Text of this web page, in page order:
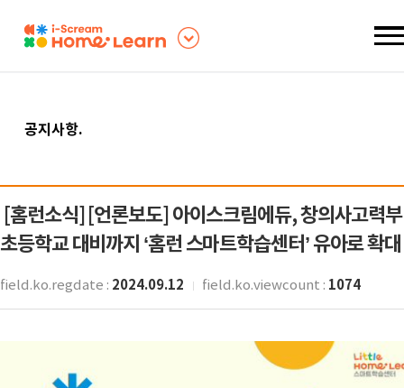
공지사항.
[홈런소식]
[언론보도] 아이스크림에듀, 창의사고력
초등학교 대비까지 ‘홈런 스마트학습센터’ 유아로 확대
field.ko.regdate : 2024.09.12 field.ko.viewcount : 1074